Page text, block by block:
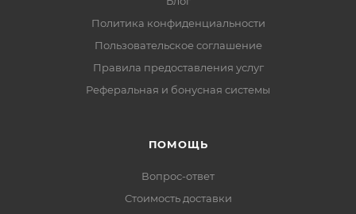
Политика конфиденциальности
Пользовательское соглашение
Правила предоставления услуг
Реферальная и бонусная системы
ПОМОЩЬ
Вопрос-ответ
Стоимость доставки